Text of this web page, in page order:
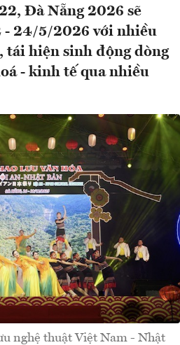
Đà Nẵng 2026 sẽ
- 24/5/2026 với nhiều
tái hiện sinh động dòng
- kinh tế qua nhiều
nghệ thuật Việt Nam - Nhật